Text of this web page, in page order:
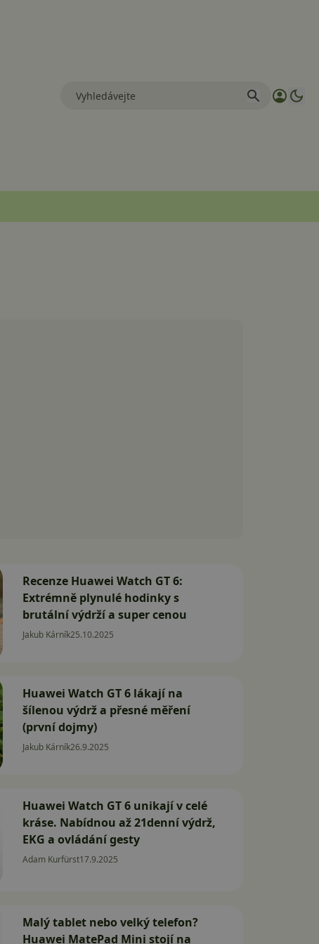
Recenze Huawei Watch GT 6:
Extrémně plynulé hodinky s
brutální výdrží a super cenou
Jakub Kárník25.10.2025
Huawei Watch GT 6 lákají na
šílenou výdrž a přesné měření
(první dojmy)
Jakub Kárník26.9.2025
Huawei Watch GT 6 unikají v celé
kráse. Nabídnou až 21denní výdrž,
EKG a ovládání gesty
Adam Kurfürst17.9.2025
Malý tablet nebo velký telefon?
Huawei MatePad Mini stojí na